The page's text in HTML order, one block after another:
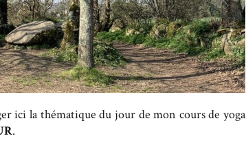
ici la thématique du jour de mon cours de yoga
.